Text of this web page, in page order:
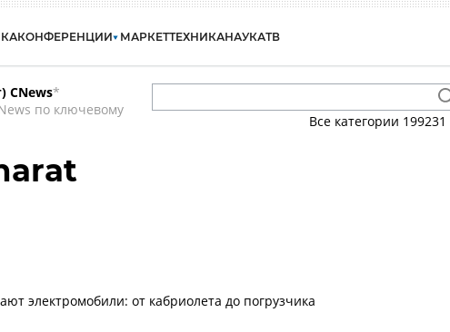
КОНФЕРЕНЦИИ МАРКЕТТЕХНИКАНАУКАТВ
CNews*
по ключевому
Все категории 199231
электромобили: от кабриолета до погрузчика